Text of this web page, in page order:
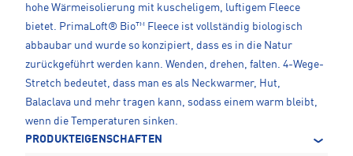
hohe Wärmeisolierung mit kuscheligem, luftigem Fleece
bietet. PrimaLoft® Bio™ Fleece ist vollständig biologisch
abbaubar und wurde so konzipiert, dass es in die Natur
zurückgeführt werden kann. Wenden, drehen, falten. 4-Wege-
Stretch bedeutet, dass man es als Neckwarmer, Hut,
Balaclava und mehr tragen kann, sodass einem warm bleibt,
wenn die Temperaturen sinken.
PRODUKTEIGENSCHAFTEN